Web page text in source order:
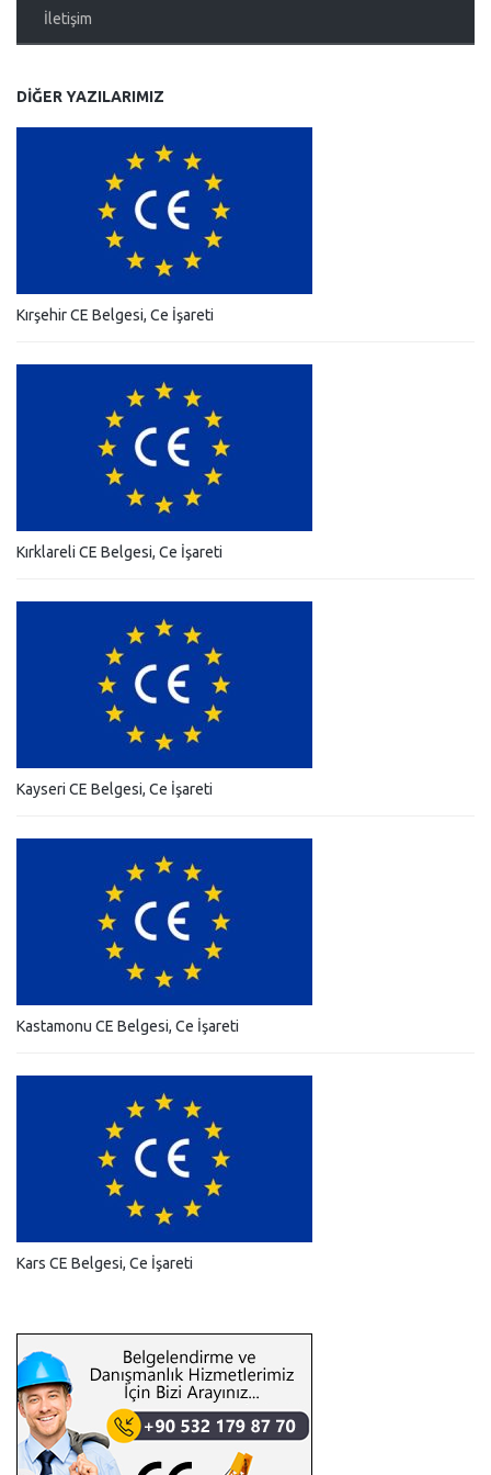
İletişim
DIĞER YAZILARIMIZ
Kırşehir CE Belgesi, Ce İşareti
Kırklareli CE Belgesi, Ce İşareti
Kayseri CE Belgesi, Ce İşareti
Kastamonu CE Belgesi, Ce İşareti
Kars CE Belgesi, Ce İşareti